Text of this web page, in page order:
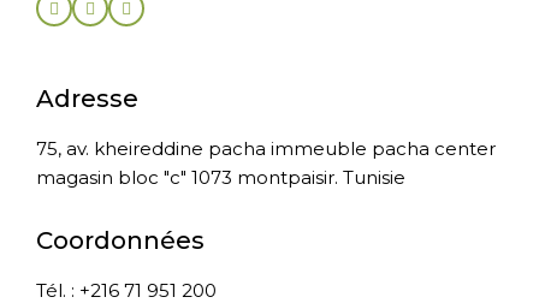
Adresse
75, av. kheireddine pacha immeuble pacha center
magasin bloc "c" 1073 montpaisir. Tunisie
Coordonnées
Tél. : +216 71 951 200